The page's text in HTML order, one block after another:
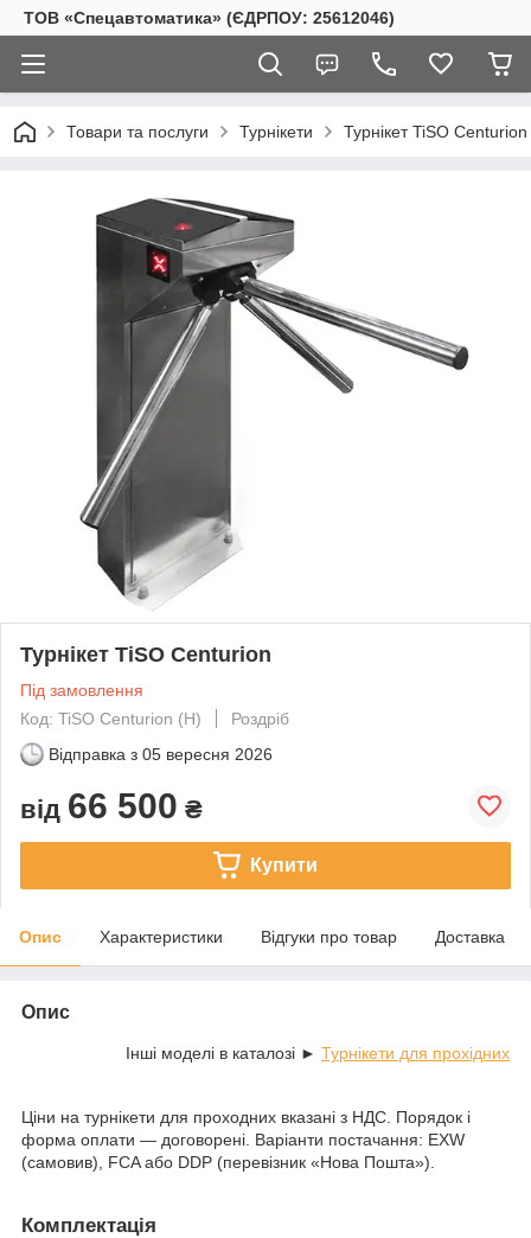
ТОВ «Спецавтоматика» (ЄДРПОУ: 25612046)
Товари та послуги Турнікети Турнікет TiSO Centurion
Турнікет TiSO Centurion
Під замовлення
Код: TiSO Centurion (Н)
Роздріб
Відправка з 05 вересня 2026
від 66 500 ₴
Купити
Опис Характеристики Відгуки про товар Доставка
Опис
Інші моделі в каталозі ► Турнікети для прохідних
Ціни на турнікети для проходних вказані з НДС. Порядок і
форма оплати — договорені. Варіанти постачання: EXW
(самовив), FCA або DDP (перевізник «Нова Пошта»).
Комплектація